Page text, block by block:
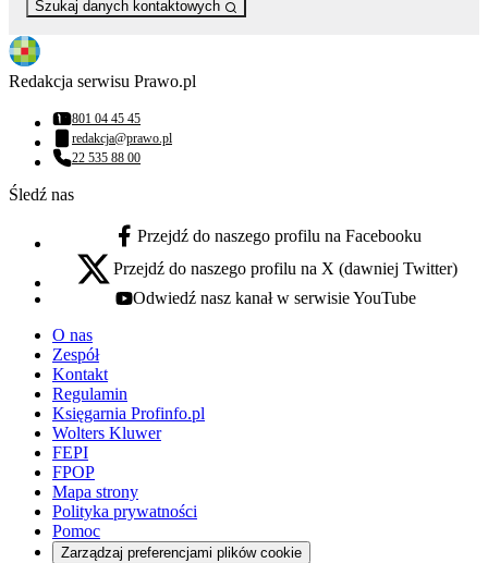
Szukaj danych kontaktowych
Redakcja serwisu Prawo.pl
Numer telefonu:
801 04 45 45
Adres email:
redakcja@prawo.pl
Numer telefonu:
22 535 88 00
Śledź nas
facebook - otwiera się w nowej karcie
Przejdź do naszego profilu na Facebooku
x - otwiera się w nowej karcie
Przejdź do naszego profilu na X (dawniej Twitter)
youtube - otwiera się w nowej karcie
Odwiedź nasz kanał w serwisie YouTube
O nas
Zespół
Kontakt
Regulamin
Księgarnia Profinfo.pl
Wolters Kluwer
FEPI
FPOP
Mapa strony
Polityka prywatności
Pomoc
Zarządzaj preferencjami plików cookie